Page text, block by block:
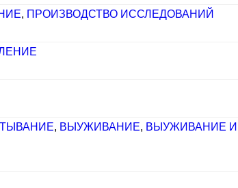
, ПРОИЗВОДСТВО ИССЛЕДОВАНИЙ
, ВЫУЖИВАНИЕ, ВЫУЖИВАНИЕ